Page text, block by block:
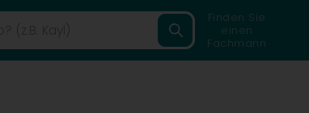
Finden Sie
einen
Fachmann